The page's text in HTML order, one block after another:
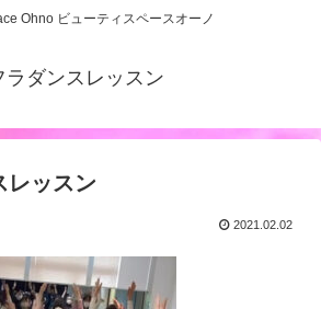
Ohno ビューティスペースオーノ
ラダンスレッスン
レッスン
2021.02.02